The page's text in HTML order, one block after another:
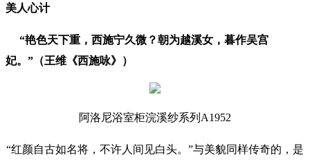
美人心计
“艳色天下重，西施宁久微？朝为越溪女，暮作吴宫
妃。”（王维《西施咏》）
阿洛尼浴室柜浣溪纱系列A1952
“红颜自古如名将，不许人间见白头。”与美貌同样传奇的，是